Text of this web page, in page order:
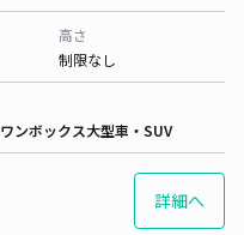
高さ
制限なし
ワンボックス大型車・SUV
詳細へ